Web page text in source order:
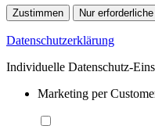
Zustimmen Nur erforderliche
Datenschutzerklärung
Individuelle Datenschutz-
Marketing per